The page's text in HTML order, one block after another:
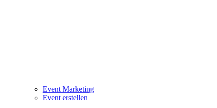
Event Marketing
Event erstellen